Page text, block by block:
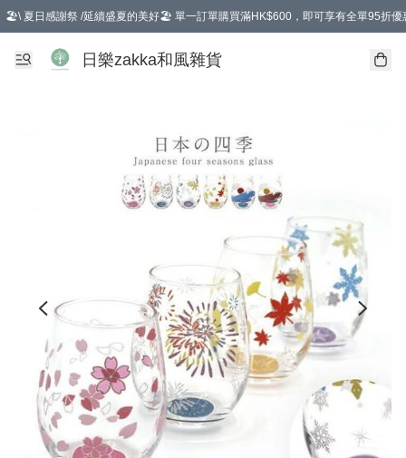
🏖️\ 夏日感謝祭 /延續盛夏的美好🏖️ 單一訂單購買滿HK$600，即可享有全單95折優
選擇GoGoX住宅/工商地址配送，單一訂單消費購物滿HK$680(折扣後），可享有
日樂zakka和風雜貨